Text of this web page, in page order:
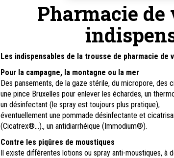
Pharmacie de
Les indispensables de la trousse de pharmacie de
Pour la campagne, la montagne ou la mer
Des pansements, de la gaze stérile, du micropore, des
une pince Bruxelles pour enlever les échardes, un
un désinfectant (le spray est toujours plus pratique),
éventuellement une pommade désinfectante et
(Cicatrex®...)., un antidiarrhéique (Immodium®).
Contre les piqûres de moustiques
Il existe différentes lotions ou spray anti-moustiques, à